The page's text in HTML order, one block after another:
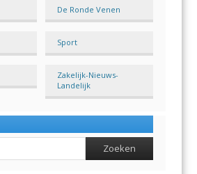
De Ronde Venen
Sport
Zakelijk-Nieuws-
Landelijk